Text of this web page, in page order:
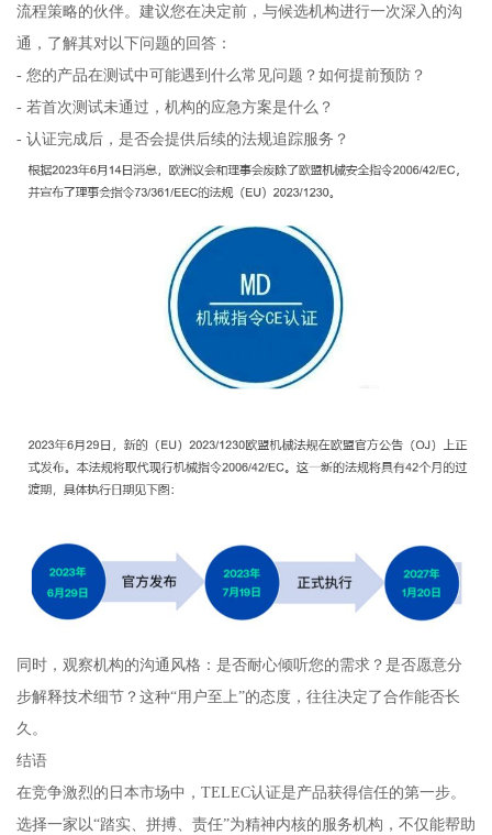
流程策略的伙伴。建议您在决定前，与候选机构进行一次深入的沟
通，了解其对以下问题的回答：
- 您的产品在测试中可能遇到什么常见问题？如何提前预防？
- 若首次测试未通过，机构的应急方案是什么？
- 认证完成后，是否会提供后续的法规追踪服务？
同时，观察机构的沟通风格：是否耐心倾听您的需求？是否愿意分
步解释技术细节？这种“用户至上”的态度，往往决定了合作能否长
久。
结语
在竞争激烈的日本市场中，TELEC认证是产品获得信任的第一步。
选择一家以“踏实、拼搏、责任”为精神内核的服务机构，不仅能帮助